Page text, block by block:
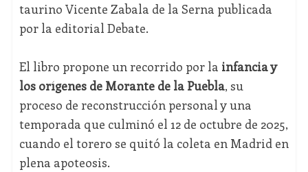
taurino Vicente Zabala de la Serna publicada
por la editorial Debate.
El libro propone un recorrido por la infancia y
los orígenes de Morante de la Puebla, su
proceso de reconstrucción personal y una
temporada que culminó el 12 de octubre de 2025,
cuando el torero se quitó la coleta en Madrid en
plena apoteosis.